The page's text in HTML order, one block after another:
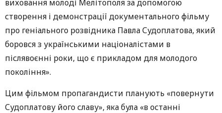
виховання молоді Мелітополя за допомогою
створення і демонстрації документального фільму
про геніального розвідника Павла Судоплатова, який
боровся з українськими націоналістами в
післявоєнні роки, що є прикладом для молодого
покоління».
Цим фільмом пропагандисти планують «повернути
Судоплатову його славу», яка була «в останні